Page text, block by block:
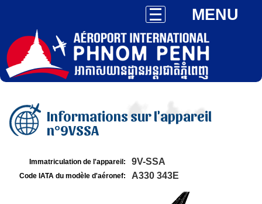
MENU
Informations sur l'appareil
n°9VSSA
Immatriculation de l'appareil: 9V-SSA
Code IATA du modèle d'aéronef: A330 343E